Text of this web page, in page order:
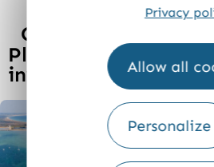
Privacy
Allow all
Personalize
Campings en bord
Plouhinec, Gâvres,
invitation au